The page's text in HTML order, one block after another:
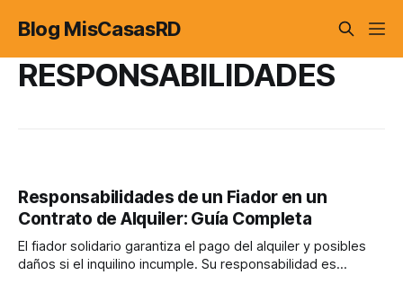
Blog MisCasasRD
RESPONSABILIDADES
Responsabilidades de un Fiador en un
Contrato de Alquiler: Guía Completa
El fiador solidario garantiza el pago del alquiler y posibles
daños si el inquilino incumple. Su responsabilidad es